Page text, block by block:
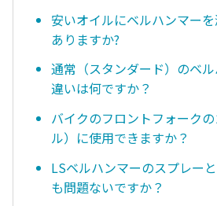
安いオイルにベルハンマー
ありますか?
通常（スタンダード）のベ
違いは何ですか？
バイクのフロントフォーク
ル）に使用できますか？
LSベルハンマーのスプレー
も問題ないですか？